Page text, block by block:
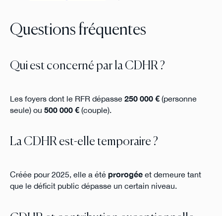
Questions fréquentes
Qui est concerné par la CDHR ?
Les foyers dont le RFR dépasse 250 000 €(personne
seule) ou 500 000 €(couple).
La CDHR est-elle temporaire ?
Créée pour 2025, elle a été prorogéeet demeure tant
que le déficit public dépasse un certain niveau.